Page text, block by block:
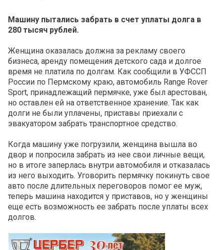
Машину пытались забрать в счет уплаты долга в
280 тысяч рублей.
Женщина оказалась должна за рекламу своего
бизнеса, аренду помещения детского сада и долгое
время не платила по долгам. Как сообщили в УФССП
России по Пермскому краю, автомобиль Range Rover
Sport, принадлежащий пермячке, уже был арестован,
но оставлен ей на ответственное хранение. Так как
долги не были уплачены, приставы приехали с
эвакуатором забрать транспортное средство.
Когда машину уже погрузили, женщина вышла во
двор и попросила забрать из нее свои личные вещи,
но в итоге заперлась внутри автомобиля и отказалась
из него выходить. Уговорить пермячку покинуть свое
авто после длительных переговоров помог ее муж,
теперь машина находится у приставов, но у женщины
еще есть возможность ее забрать после уплаты всех
долгов.